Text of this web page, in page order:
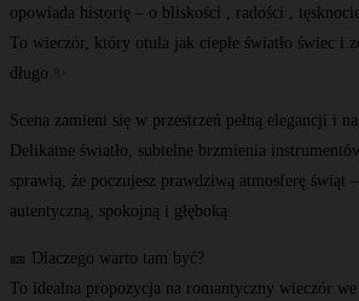
opowiada historię – o bliskości , radości ,
To wieczór, który otula jak ciepłe światło świec i
długo ✨
Scena zamieni się w przestrzeń pełną elegancji i
Delikatne światło, subtelne brzmienia
sprawią, że poczujesz prawdziwą atmosferę świąt
autentyczną, spokojną i głęboką
🎫 Dlaczego warto tam być?
To idealna propozycja na romantyczny wieczór